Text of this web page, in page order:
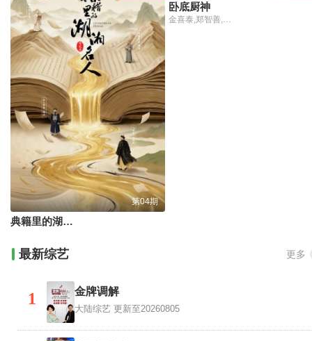
第04期
典籍里的湖湘名人第二季
卧底厨神
金喜泰,郑智善,权圣晙,金风
最新综艺 更多
1 金牌调解
大陆综艺 更新至20260805